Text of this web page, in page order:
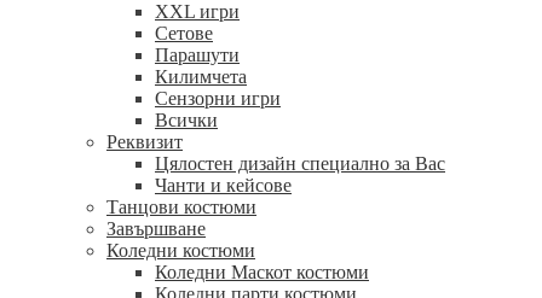
XXL игри
Сетове
Парашути
Килимчета
Сензорни игри
Всички
Реквизит
Цялостен дизайн специално за Вас
Чанти и кейсове
Танцови костюми
Завършване
Коледни костюми
Коледни Маскот костюми
Коледни парти костюми